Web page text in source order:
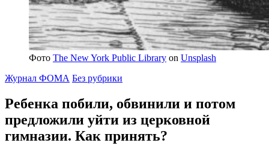
Фото The New York Public Library on Unsplash
Журнал ФОМА Без рубрики
Ребенка побили, обвинили и потом
предложили уйти из церковной
гимназии. Как принять?